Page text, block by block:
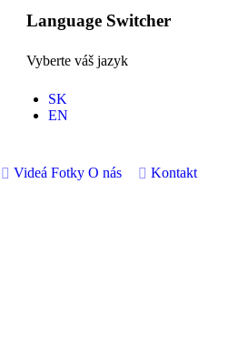
Language Switcher
Vyberte váš jazyk
SK
EN
Videá Fotky O nás Kontakt